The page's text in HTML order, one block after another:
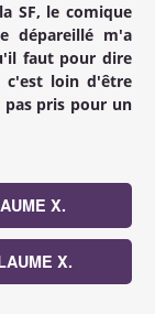
SF, le comique
dépareillé m'a
faut pour dire
c'est loin d'être
pris pour un
X.
X.